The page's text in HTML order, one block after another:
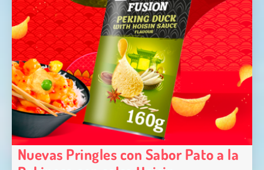
Nuevas Pringles con Sabor Pato a la